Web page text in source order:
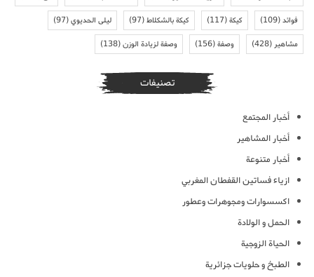
فوائد(109) كيكة(117) كيكة بالشكلاط(97) ليلى الحديوي(97)
مشاهير(428) وصفة(156) وصفة لزيادة الوزن(138)
تصنيفات
أخبار المجتمع
أخبار المشاهير
أخبار متنوعة
ازياء فساتين القفطان المغربي
اكسسوارات ومجوهرات وعطور
الحمل و الولادة
الحياة الزوجية
الطبخ و حلويات جزائرية